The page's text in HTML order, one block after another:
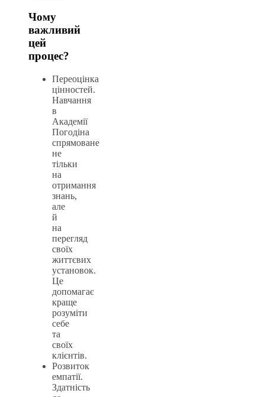
Чому
важливий
цей
процес?
Переоцінка
цінностей.
Навчання
в
Академії
Погодіна
спрямоване
не
тільки
на
отримання
знань,
але
й
на
перегляд
своїх
життєвих
установок.
Це
допомагає
краще
розуміти
себе
та
своїх
клієнтів.
Розвиток
емпатії.
Здатність